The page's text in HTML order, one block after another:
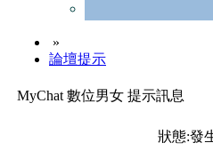
»
論壇提示
MyChat 數位男女 提示訊息
狀態:發